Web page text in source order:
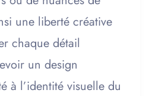
une liberté créative
chaque détail
un design
à l’identité visuelle du